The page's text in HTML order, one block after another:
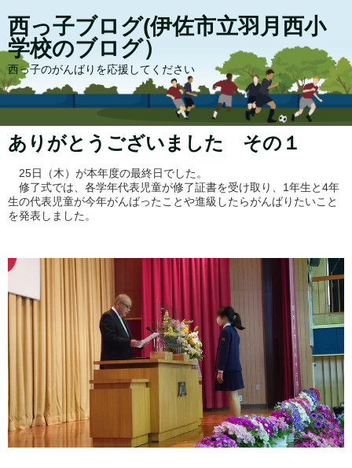
西っ子ブログ(伊佐市立羽月西小
学校のブログ）
西っ子のがんばりを応援してください
ありがとうございました その１
25日（木）が本年度の最終日でした。
修了式では、各学年代表児童が修了証書を受け取り、1年生と4年
生の代表児童が今年がんばったことや進級したらがんばりたいこと
を発表しました。